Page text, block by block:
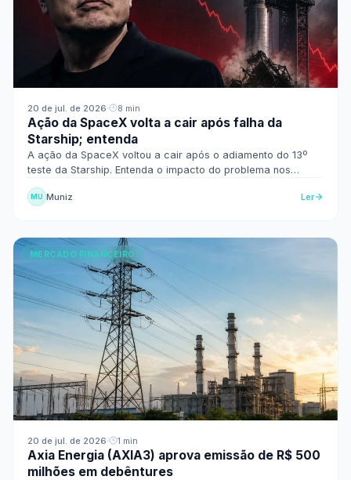
20 de jul. de 2026· 8 min
Ação da SpaceX volta a cair após falha da
Starship; entenda
A ação da SpaceX voltou a cair após o adiamento do 13º
teste da Starship. Entenda o impacto do problema nos
MU Muniz Ler
MERCADO FINANCEIRO
20 de jul. de 2026· 1 min
Axia Energia (AXIA3) aprova emissão de R$ 500
milhões em debêntures